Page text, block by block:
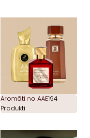
Aromāti no AAE194
Produkti